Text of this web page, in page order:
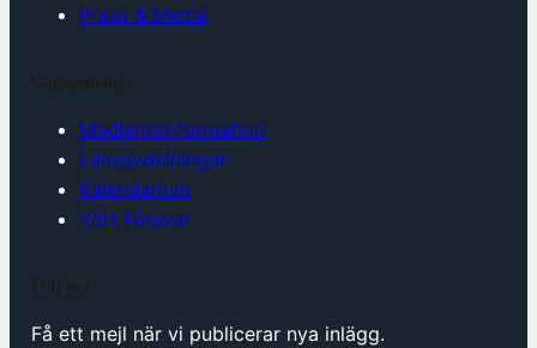
Press & Media
Medlemsinformation
Länsavdelningar
Kalendarium
Vårt Försvar
Få ett mejl när vi publicerar nya inlägg.